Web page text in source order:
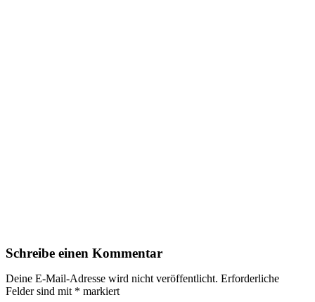
Schreibe einen Kommentar
Deine E-Mail-Adresse wird nicht veröffentlicht. Erforderliche
Felder sind mit * markiert